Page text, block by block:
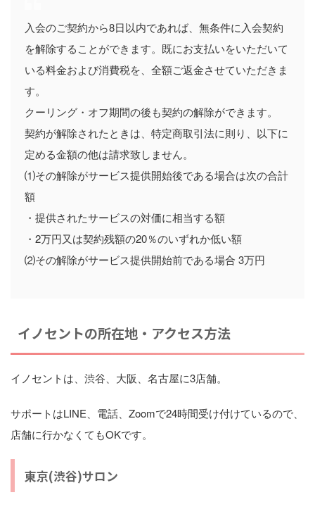
入会のご契約から8日以内であれば、無条件に入会契約
を解除することができます。既にお支払いをいただいて
いる料金および消費税を、全額ご返金させていただきま
す。
クーリング・オフ期間の後も契約の解除ができます。
契約が解除されたときは、特定商取引法に則り、以下に
定める金額の他は請求致しません。
⑴その解除がサービス提供開始後である場合は次の合計
額
・提供されたサービスの対価に相当する額
・2万円又は契約残額の20％のいずれか低い額
⑵その解除がサービス提供開始前である場合 3万円
イノセントの所在地・アクセス方法
イノセントは、渋谷、大阪、名古屋に3店舗。
サポートはLINE、電話、Zoomで24時間受け付けているので、
店舗に行かなくてもOKです。
東京(渋谷)サロン